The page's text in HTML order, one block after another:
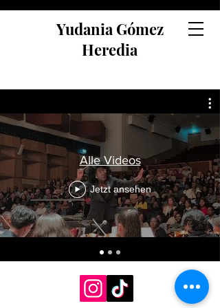
Yudania Gómez
Heredia
Alle Videos
Jetzt ansehen